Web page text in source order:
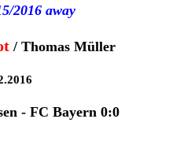
2016 away
/ Thomas Müller
- FC Bayern 0:0